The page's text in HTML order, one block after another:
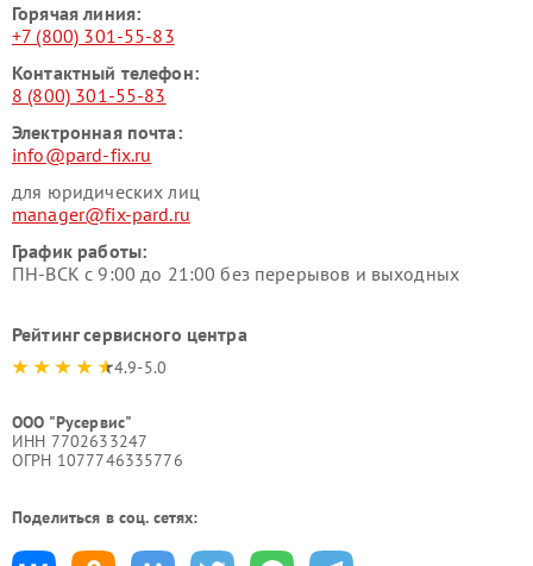
Горячая линия:
+7 (800) 301-55-83
Контактный телефон:
8 (800) 301-55-83
Электронная почта:
info@pard-fix.ru
для юридических лиц
manager@fix-pard.ru
График работы:
ПН-ВСК с 9:00 до 21:00 без перерывов и выходных
Рейтинг сервисного центра
4.9-5.0
ООО "Русервис"
ИНН 7702633247
ОГРН 1077746335776
Поделиться в соц. сетях: